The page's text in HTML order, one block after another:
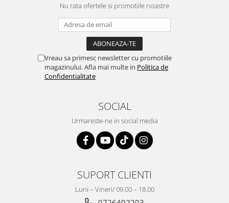
Nu rata ofertele si promotiile noastre
Vreau sa primesc newsletter cu promotiile
magazinului. Afla mai multe in Politica de
Confidentialitate
SOCIAL
Urmareste-ne in social media
SUPORT CLIENTI
Luni – Vineri/ 09.00 – 18.00